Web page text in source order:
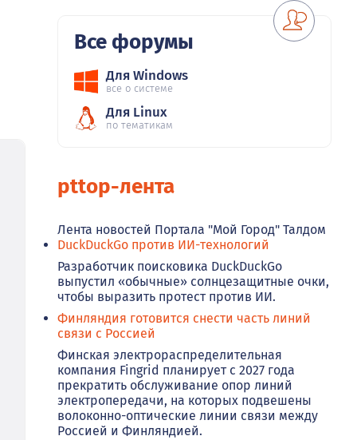
Все форумы
Для Windows
все о системе
Для Linux
по тематикам
pttop-лента
Лента новостей Портала "Мой Город" Талдом
DuckDuckGo против ИИ-технологий
Разработчик поисковика DuckDuckGo
выпустил «обычные» солнцезащитные очки,
чтобы выразить протест против ИИ.
Финляндия готовится снести часть линий
связи с Россией
Финская электрораспределительная
компания Fingrid планирует с 2027 года
прекратить обслуживание опор линий
электропередачи, на которых подвешены
волоконно-оптические линии связи между
Россией и Финляндией.